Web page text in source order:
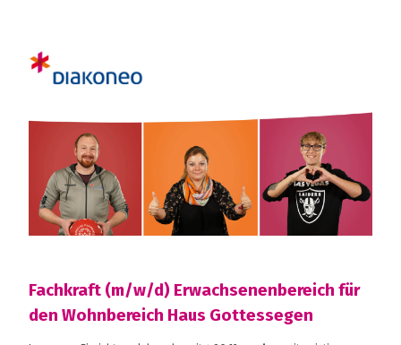
Fachkraft (m/w/d) Erwachsenenbereich für
den Wohnbereich Haus Gottessegen